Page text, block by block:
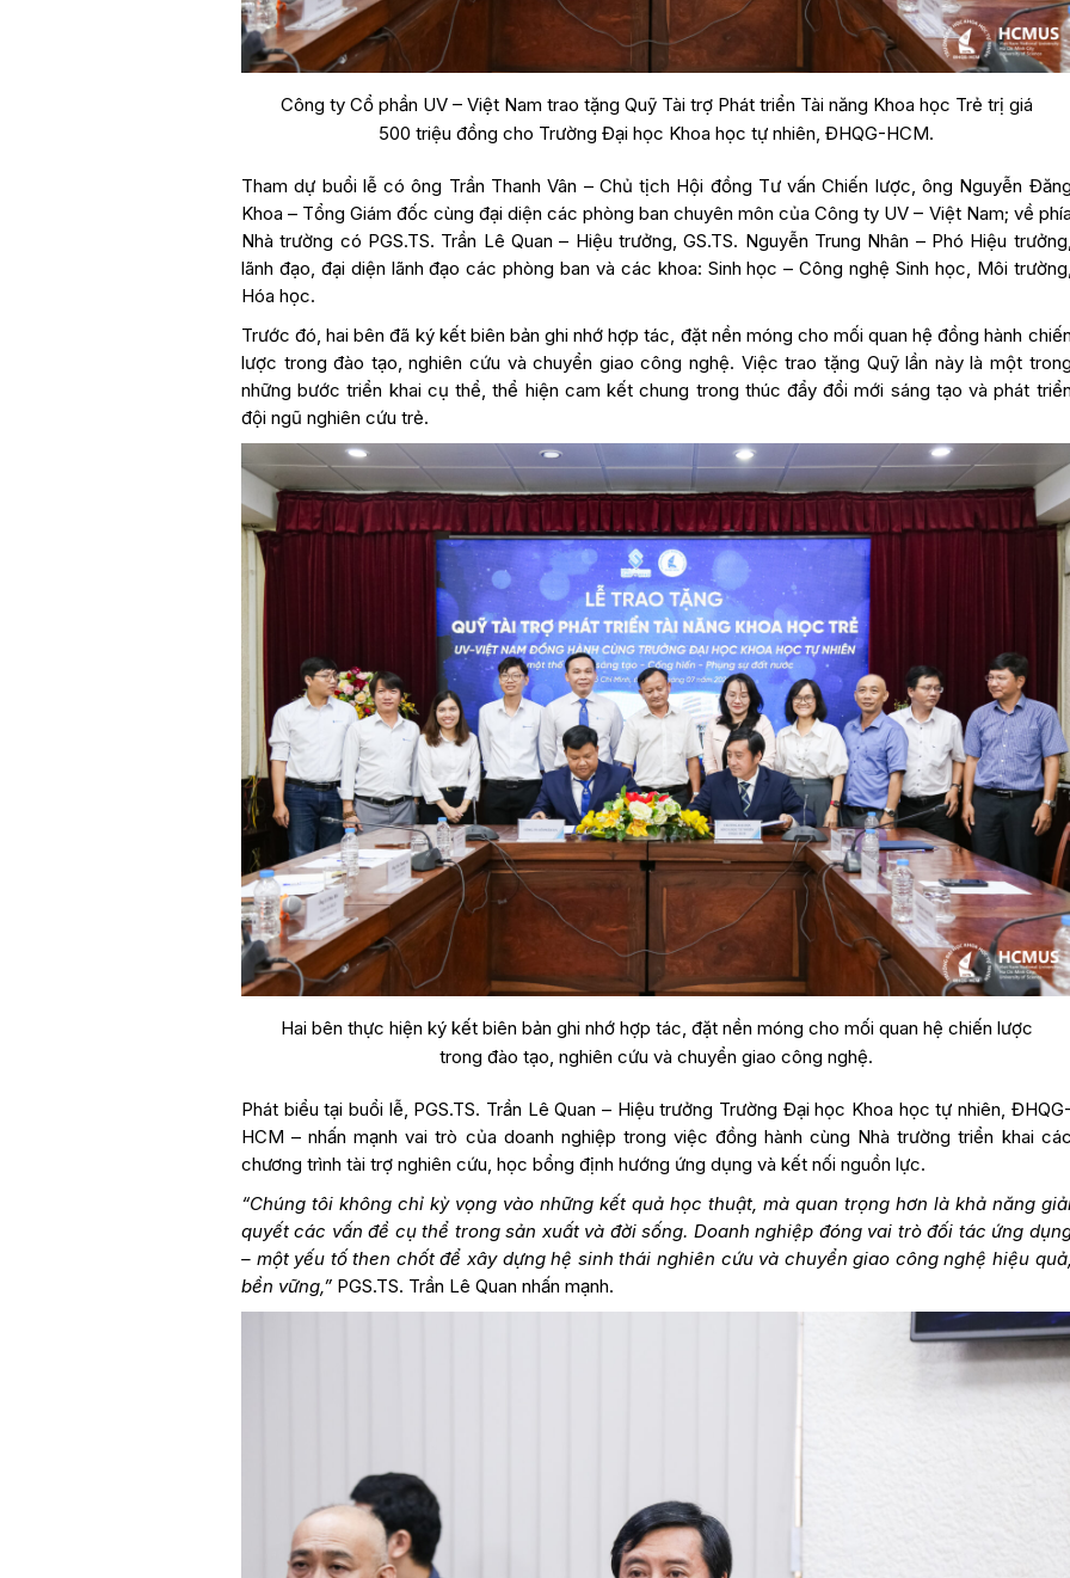
Công ty Cổ phần UV – Việt Nam trao tặng Quỹ Tài trợ Phát triển Tài năng Khoa học Trẻ trị giá
500 triệu đồng cho Trường Đại học Khoa học tự nhiên, ĐHQG-HCM.
Tham dự buổi lễ có ông Trần Thanh Vân – Chủ tịch Hội đồng Tư vấn Chiến lược, ông Nguyễn
Khoa – Tổng Giám đốc cùng đại diện các phòng ban chuyên môn của Công ty UV – Việt Nam; về
Nhà trường có PGS.TS. Trần Lê Quan – Hiệu trưởng, GS.TS. Nguyễn Trung Nhân – Phó Hiệu
lãnh đạo, đại diện lãnh đạo các phòng ban và các khoa: Sinh học – Công nghệ Sinh học, Môi
Hóa học.
Trước đó, hai bên đã ký kết biên bản ghi nhớ hợp tác, đặt nền móng cho mối quan hệ đồng hành
lược trong đào tạo, nghiên cứu và chuyển giao công nghệ. Việc trao tặng Quỹ lần này là một
những bước triển khai cụ thể, thể hiện cam kết chung trong thúc đẩy đổi mới sáng tạo và phát
đội ngũ nghiên cứu trẻ.
Hai bên thực hiện ký kết biên bản ghi nhớ hợp tác, đặt nền móng cho mối quan hệ chiến lược
trong đào tạo, nghiên cứu và chuyển giao công nghệ.
Phát biểu tại buổi lễ, PGS.TS. Trần Lê Quan – Hiệu trưởng Trường Đại học Khoa học tự nhiên,
HCM – nhấn mạnh vai trò của doanh nghiệp trong việc đồng hành cùng Nhà trường triển khai
chương trình tài trợ nghiên cứu, học bổng định hướng ứng dụng và kết nối nguồn lực.
“Chúng tôi không chỉ kỳ vọng vào những kết quả học thuật, mà quan trọng hơn là khả năng
quyết các vấn đề cụ thể trong sản xuất và đời sống. Doanh nghiệp đóng vai trò đối tác ứng
– một yếu tố then chốt để xây dựng hệ sinh thái nghiên cứu và chuyển giao công nghệ hiệu
bền vững,” PGS.TS. Trần Lê Quan nhấn mạnh.